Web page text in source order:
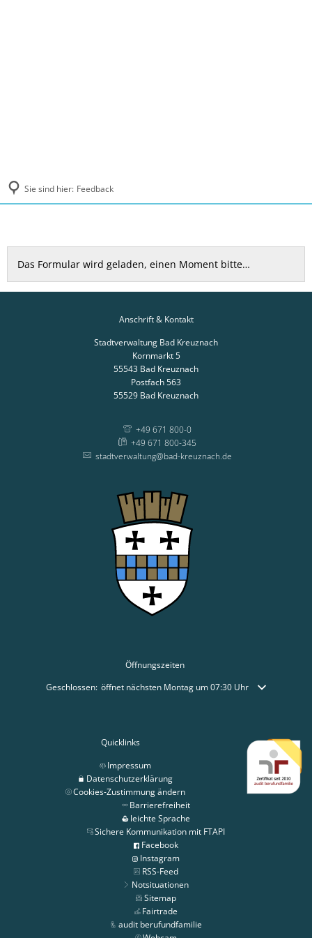
Sie sind hier: Feedback
Feedback
Das Formular wird geladen, einen Moment bitte…
Anschrift & Kontakt
Stadtverwaltung Bad Kreuznach
Kornmarkt 5
55543 Bad Kreuznach
Postfach 563
55529 Bad Kreuznach
+49 671 800-0
+49 671 800-345
stadtverwaltung@bad-kreuznach.de
Öffnungszeiten
Klicken, um weitere Öffnungs- oder Schließzeiten auszublenden
Geschlossen: öffnet nächsten Montag um 07:30 Uhr
Quicklinks
Impressum
Datenschutzerklärung
Cookies-Zustimmung ändern
Barrierefreiheit
leichte Sprache
Sichere Kommunikation mit FTAPI
Facebook
Instagram
RSS-Feed
Notsituationen
Sitemap
Fairtrade
audit berufundfamilie